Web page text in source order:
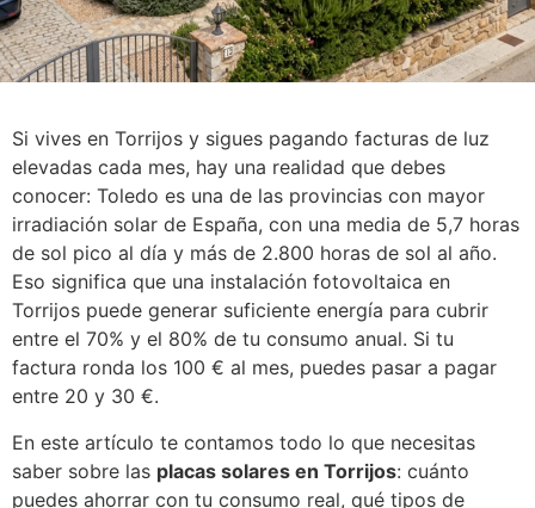
Si vives en Torrijos y sigues pagando facturas de luz
elevadas cada mes, hay una realidad que debes
conocer: Toledo es una de las provincias con mayor
irradiación solar de España, con una media de 5,7 horas
de sol pico al día y más de 2.800 horas de sol al año.
Eso significa que una instalación fotovoltaica en
Torrijos puede generar suficiente energía para cubrir
entre el 70% y el 80% de tu consumo anual. Si tu
factura ronda los 100 € al mes, puedes pasar a pagar
entre 20 y 30 €.
En este artículo te contamos todo lo que necesitas
saber sobre las placas solares en Torrijos: cuánto
puedes ahorrar con tu consumo real, qué tipos de